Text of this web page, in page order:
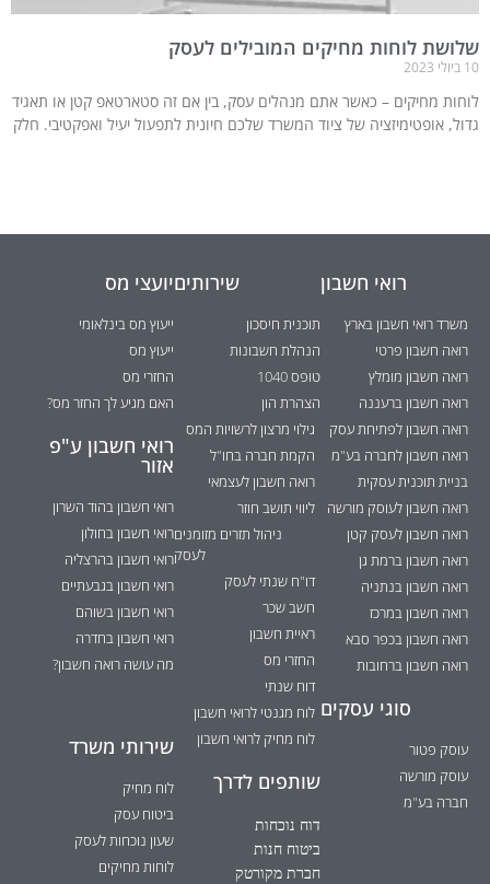
שלושת לוחות מחיקים המובילים לעסק
10 ביולי 2023
לוחות מחיקים – כאשר אתם מנהלים עסק, בין אם זה סטארטאפ קטן או תאגיד
גדול, אופטימיזציה של ציוד המשרד שלכם חיונית לתפעול יעיל ואפקטיבי. חלק
רואי חשבון
משרד רואי חשבון בארץ
רואה חשבון פרטי
רואה חשבון מומלץ
רואה חשבון ברעננה
רואה חשבון לפתיחת עסק
רואה חשבון לחברה בע"מ
בניית תוכנית עסקית
רואה חשבון לעוסק מורשה
רואה חשבון לעסק קטן
רואה חשבון ברמת גן
רואה חשבון בנתניה
רואה חשבון במרכז
רואה חשבון בכפר סבא
רואה חשבון ברחובות
סוגי עסקים
עוסק פטור
עוסק מורשה
חברה בע"מ
שירותים
תוכנית חיסכון
הנהלת חשבונות
טופס 1040
הצהרת הון
גילוי מרצון לרשויות המס
הקמת חברה בחו"ל
רואה חשבון לעצמאי
ליווי תושב חוזר
ניהול תזרים מזומנים
לעסק
דו"ח שנתי לעסק
חשב שכר
ראיית חשבון
החזרי מס
דוח שנתי
לוח מגנטי לרואי חשבון
לוח מחיק לרואי חשבון
שותפים לדרך
דוח נוכחות
ביטוח חנות
חברת מקורטק
יועצי מס
ייעוץ מס בינלאומי
ייעוץ מס
החזרי מס
האם מגיע לך החזר מס?
רואי חשבון ע"פ
אזור
רואי חשבון בהוד השרון
רואי חשבון בחולון
רואי חשבון בהרצליה
רואי חשבון בגבעתיים
רואי חשבון בשוהם
רואי חשבון בחדרה
מה עושה רואה חשבון?
שירותי משרד
לוח מחיק
ביטוח עסק
שעון נוכחות לעסק
לוחות מחיקים